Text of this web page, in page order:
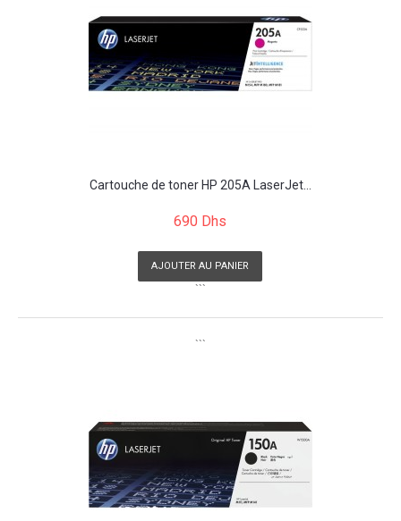
Cartouche de toner HP 205A LaserJet...
690 Dhs
AJOUTER AU PANIER
```
```